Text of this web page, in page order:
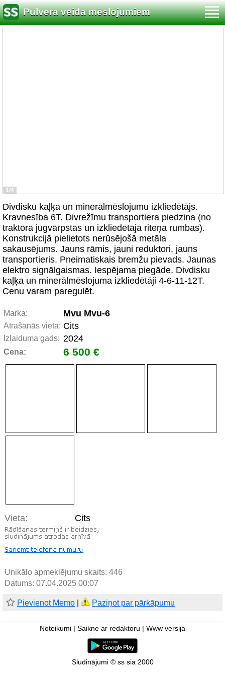
Pulvera veida mēslojumiem
1/4
Divdisku kaļķa un minerālmēslojumu izkliedētājs.
Kravnesība 6T. Divrežīmu transportiera piedziņa (no
traktora jūgvārpstas un izkliedētāja riteņa rumbas).
Konstrukcijā pielietots nerūsējošā metāla
sakausējums. Jauns rāmis, jauni reduktori, jauns
transportieris. Pneimatiskais bremžu pievads. Jaunas
elektro signālgaismas. Iespējama piegāde. Divdisku
kaļķa un minerālmēslojuma izkliedētāji 4-6-11-12T.
Cenu varam paregulēt.
Marka: Mvu Mvu-6
Atrašanās vieta: Cits
Izlaiduma gads: 2024
Cena: 6 500 €
Vieta: Cits
Unikālo apmeklējumu skaits: 446
Datums: 07.04.2025 00:07
Pievienot Memo Paziņot par pārkāpumu
Noteikumi Saikne ar redaktoru Www versija
Sludinājumi © ss sia 2000